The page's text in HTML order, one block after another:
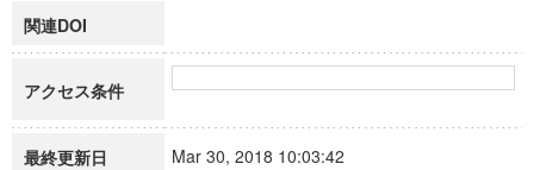
関連DOI
アクセス条件
最終更新日 Mar 30, 2018 10:03:42